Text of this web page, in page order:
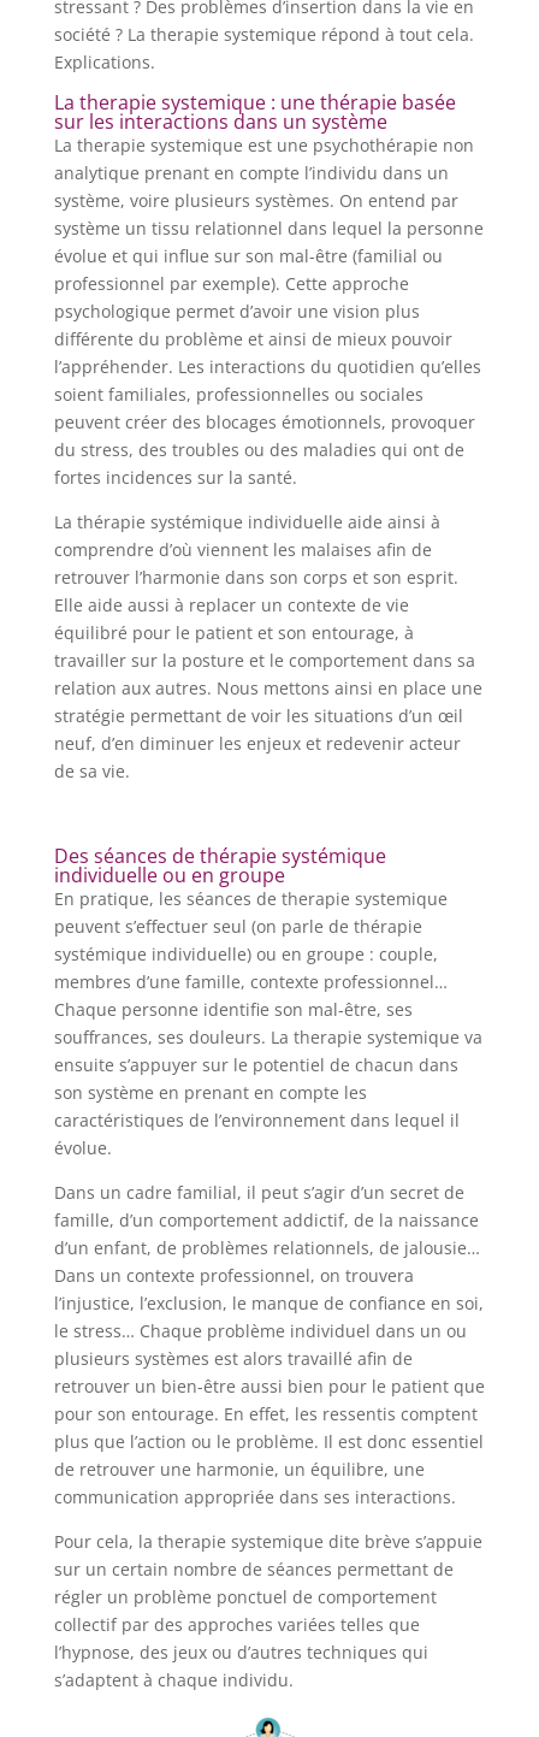
stressant ? Des problèmes d’insertion dans la vie en
société ? La therapie systemique répond à tout cela.
Explications.
La therapie systemique : une thérapie basée
sur les interactions dans un système
La therapie systemique est une psychothérapie non
analytique prenant en compte l’individu dans un
système, voire plusieurs systèmes. On entend par
système un tissu relationnel dans lequel la personne
évolue et qui influe sur son mal-être (familial ou
professionnel par exemple). Cette approche
psychologique permet d’avoir une vision plus
différente du problème et ainsi de mieux pouvoir
l’appréhender. Les interactions du quotidien qu’elles
soient familiales, professionnelles ou sociales
peuvent créer des blocages émotionnels, provoquer
du stress, des troubles ou des maladies qui ont de
fortes incidences sur la santé.
La thérapie systémique individuelle aide ainsi à
comprendre d’où viennent les malaises afin de
retrouver l’harmonie dans son corps et son esprit.
Elle aide aussi à replacer un contexte de vie
équilibré pour le patient et son entourage, à
travailler sur la posture et le comportement dans sa
relation aux autres. Nous mettons ainsi en place une
stratégie permettant de voir les situations d’un œil
neuf, d’en diminuer les enjeux et redevenir acteur
de sa vie.
Des séances de thérapie systémique
individuelle ou en groupe
En pratique, les séances de therapie systemique
peuvent s’effectuer seul (on parle de thérapie
systémique individuelle) ou en groupe : couple,
membres d’une famille, contexte professionnel…
Chaque personne identifie son mal-être, ses
souffrances, ses douleurs. La therapie systemique va
ensuite s’appuyer sur le potentiel de chacun dans
son système en prenant en compte les
caractéristiques de l’environnement dans lequel il
évolue.
Dans un cadre familial, il peut s’agir d’un secret de
famille, d’un comportement addictif, de la naissance
d’un enfant, de problèmes relationnels, de jalousie…
Dans un contexte professionnel, on trouvera
l’injustice, l’exclusion, le manque de confiance en soi,
le stress… Chaque problème individuel dans un ou
plusieurs systèmes est alors travaillé afin de
retrouver un bien-être aussi bien pour le patient que
pour son entourage. En effet, les ressentis comptent
plus que l’action ou le problème. Il est donc essentiel
de retrouver une harmonie, un équilibre, une
communication appropriée dans ses interactions.
Pour cela, la therapie systemique dite brève s’appuie
sur un certain nombre de séances permettant de
régler un problème ponctuel de comportement
collectif par des approches variées telles que
l’hypnose, des jeux ou d’autres techniques qui
s’adaptent à chaque individu.